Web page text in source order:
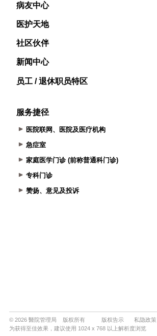
病友中心
医护天地
社区伙伴
新闻中心
员工 / 退休职员特区
服务捷径
医院联网、医院及医疗机构
急症室
家庭医学门诊 (前称普通科门诊)
专科门诊
赞扬、意见及投诉
© 2026 醫院管理局 版权所有 版权告示 私隐政策
为获得至佳效果，建议使用 1024 x 768 以上解析度浏览